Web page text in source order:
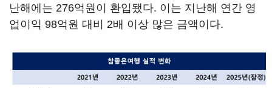
난해에는 276억원이 환입됐다. 이는 지난해 연간 영
업이익 98억원 대비 2배 이상 많은 금액이다.